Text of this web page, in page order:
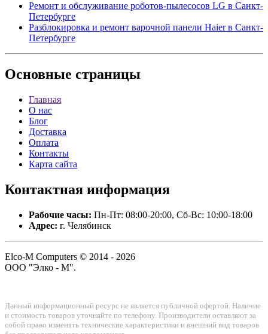
Ремонт и обслуживание роботов-пылесосов LG в Санкт-
Петербурге
Разблокировка и ремонт варочной панели Haier в Санкт-
Петербурге
Основные страницы
Главная
О нас
Блог
Доставка
Оплата
Контакты
Карта сайта
Контактная информация
Рабочие часы: Пн-Пт: 08:00-20:00, Сб-Вс: 10:00-18:00
Адрес: г. Челябинск
Elco-M Computers © 2014 - 2026
ООО "Элко - М".
Данный информационный ресурс не является публичной офертой. Наличие
и стоимость товаров уточняйте по телефону. Производители оставляют за
собой право изменять технические характеристики и внешний вид товаров